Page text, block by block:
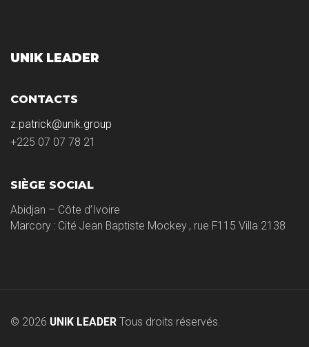
UNIK LEADER
CONTACTS
z.patrick@unik.group
+225 07 07 78 21
SIÈGE SOCIAL
Abidjan – Côte d’Ivoire
Marcory : Cité Jean Baptiste Mockey , rue F115 Villa 2138
© 2026 UNIK LEADER Tous droits réservés.